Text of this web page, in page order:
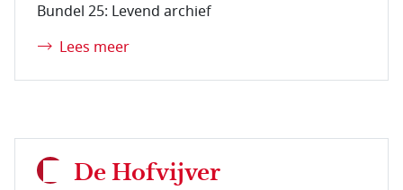
Bundel 25: Levend archief
Lees meer
De Hofvijver